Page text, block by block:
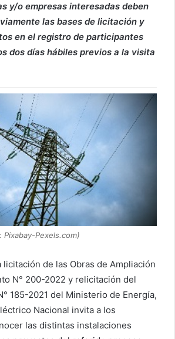
y/o empresas interesadas deben
las bases de licitación y
en el registro de participantes
dos días hábiles previos a la visita
Pexels.com)
licitación de las Obras de Ampliación
N° 200-2022 y relicitación del
185-2021 del Ministerio de Energía,
Nacional invita a los
las distintas instalaciones